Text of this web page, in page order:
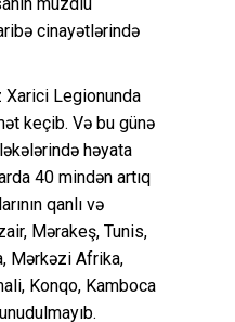
cinayətlərində
Xarici Legionunda
keçib. Və bu günə
həyata
40 mindən artıq
qanlı və
Mərakeş, Tunis,
Mərkəzi Afrika,
Konqo, Kamboca